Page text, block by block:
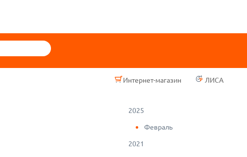
Интернет-магазин ЛИСА
2025
Февраль
2021